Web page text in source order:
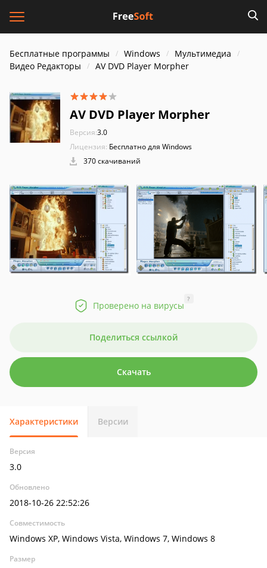
Бесплатные программы Windows
Мультимедиа
Видео Редакторы
AV DVD Player Morpher
AV DVD Player Morpher
Версия:3.0
Лицензия: Бесплатно для Windows
370 скачиваний
Проверено на вирусы
?
Поделиться ссылкой
Скачать
Характеристики Версии
Версия
3.0
Обновлено
2018-10-26 22:52:26
Совместимость
Windows XP, Windows Vista, Windows 7, Windows 8
Размер